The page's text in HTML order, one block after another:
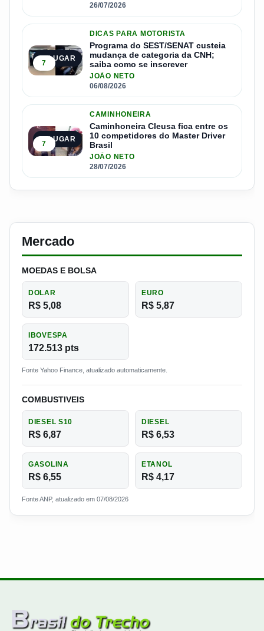
26/07/2026
4º LUGAR
7
DICAS PARA MOTORISTA
Programa do SEST/SENAT custeia
mudança de categoria da CNH;
saiba como se inscrever
JOÃO NETO
06/08/2026
5º LUGAR
7
CAMINHONEIRA
Caminhoneira Cleusa fica entre os
10 competidores do Master Driver
Brasil
JOÃO NETO
28/07/2026
Mercado
MOEDAS E BOLSA
DOLAR
R$ 5,08
EURO
R$ 5,87
IBOVESPA
172.513 pts
Fonte Yahoo Finance, atualizado automaticamente.
COMBUSTIVEIS
DIESEL S10
R$ 6,87
DIESEL
R$ 6,53
GASOLINA
R$ 6,55
ETANOL
R$ 4,17
Fonte ANP, atualizado em 07/08/2026